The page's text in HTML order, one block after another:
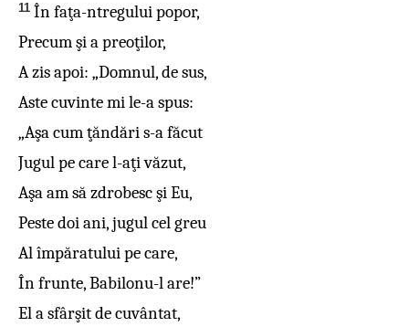
11 În faţa-ntregului popor,
Precum şi a preoţilor,
A zis apoi: „Domnul, de sus,
Aste cuvinte mi le-a spus:
„Aşa cum ţăndări s-a făcut
Jugul pe care l-aţi văzut,
Aşa am să zdrobesc şi Eu,
Peste doi ani, jugul cel greu
Al împăratului pe care,
În frunte, Babilonu-l are!”
El a sfârşit de cuvântat,